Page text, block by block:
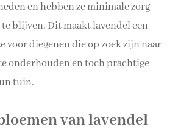
en hebben ze minimale zorg
blijven. Dit maakt lavendel een
voor diegenen die op zoek zijn naar
onderhouden en toch prachtige
tuin.
van lavendel